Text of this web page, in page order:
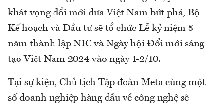
khát vọng đổi mới đưa Việt Nam bứt phá, Bộ
Kế hoạch và Đầu tư sẽ tổ chức Lễ kỷ niệm 5
năm thành lập NIC và Ngày hội Đổi mới sáng
tạo Việt Nam 2024 vào ngày 1-2/10.
Tại sự kiện, Chủ tịch Tập đoàn Meta cùng một
số doanh nghiệp hàng đầu về công nghệ sẽ